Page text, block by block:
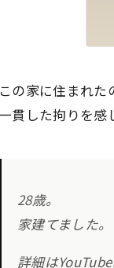
この家に住まれた
貫した拘りを感
28歳。
家建てました。
詳細は